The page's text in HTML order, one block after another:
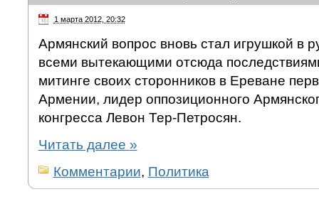
1 марта 2012, 20:32
Армянский вопрос вновь стал игрушкой в
всеми вытекающими отсюда
митинге своих сторонников в Ереване
Армении, лидер оппозиционного
конгресса Левон Тер-Петросян.
Читать далее »
Комментарии, Политика